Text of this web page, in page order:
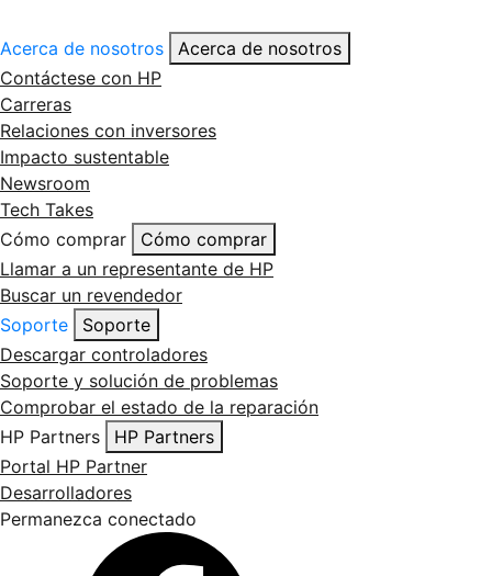
Acerca de nosotros
Acerca de nosotros
Contáctese con HP
Carreras
Relaciones con inversores
Impacto sustentable
Newsroom
Tech Takes
Cómo comprar
Cómo comprar
Llamar a un representante de HP
Buscar un revendedor
Soporte
Soporte
Descargar controladores
Soporte y solución de problemas
Comprobar el estado de la reparación
HP Partners
HP Partners
Portal HP Partner
Desarrolladores
Permanezca conectado